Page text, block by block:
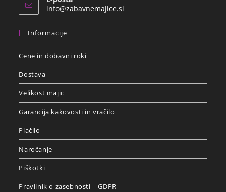
info@zabavnemajice.si
Informacije
Cene in dobavni roki
Dostava
Velikost majic
Garancija kakovosti in vračilo
Plačilo
Naročanje
Piškotki
Pravilnik o zasebnosti – GDPR